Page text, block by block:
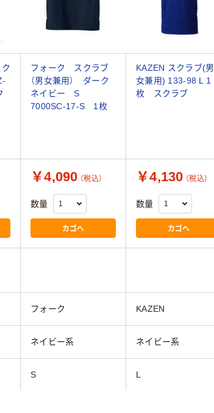
フォーク スクラブ
（男女兼用） ダーク
ネイビー S
7000SC-17-S 1枚
KAZEN スクラブ(男
女兼用) 133-98 L 1
枚 スクラブ
￥4,090 （税込）
数量
カゴへ
￥4,130 （税込）
数量
カゴへ
フォーク KAZEN
ネイビー系 ネイビー系
S L